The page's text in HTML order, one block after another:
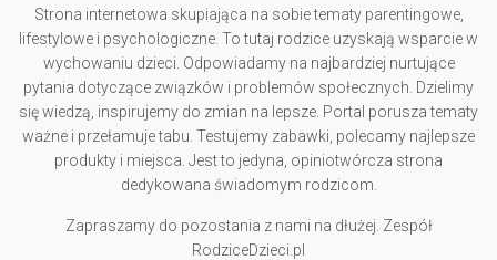
Strona internetowa skupiająca na sobie tematy parentingowe,
lifestylowe i psychologiczne. To tutaj rodzice uzyskają wsparcie w
wychowaniu dzieci. Odpowiadamy na najbardziej nurtujące
pytania dotyczące związków i problemów społecznych. Dzielimy
się wiedzą, inspirujemy do zmian na lepsze. Portal porusza tematy
ważne i przełamuje tabu. Testujemy zabawki, polecamy najlepsze
produkty i miejsca. Jest to jedyna, opiniotwórcza strona
dedykowana świadomym rodzicom.
Zapraszamy do pozostania z nami na dłużej. Zespół
RodziceDzieci.pl